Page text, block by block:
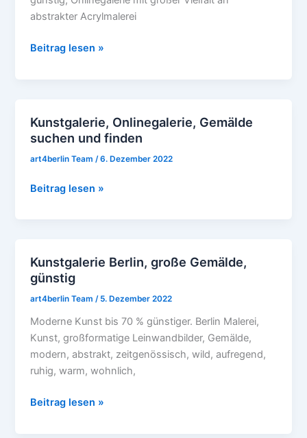
abstrakter Acrylmalerei
Berlin
Kunst
Beitrag lesen »
Kunstgalerie, Onlinegalerie, Gemälde
suchen und finden
art4berlin Team/6. Dezember 2022
Kunstgalerie,
Onlinegalerie,
Gemälde
und
Beitrag lesen »
Kunstgalerie Berlin, große Gemälde,
günstig
art4berlin Team/ 5. Dezember 2022
Moderne Kunst bis 70 % günstiger. Berlin Malerei,
Kunst, großformatige Leinwandbilder, Gemälde,
modern, abstrakt, zeitgenössisch, wild, aufregend,
ruhig, warm, wohnlich,
Kunstgalerie
Berlin,
große
günstig
Beitrag lesen »